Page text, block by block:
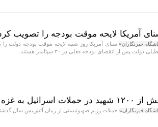
آمریکا لایحه موقت بودجه را تصویب
خبرنگاران»سنای آمریکا روز شنبه لایحه موقت بودجه دولت را
دولت پس از انقضای بودجه فعلی در ۳۰ سپتامبر هستند.
در حملات اسرائیل به غزه از آتش‌بس سال گذشته
خبرنگاران» حملات رژیم صهیونیستی از زمان آتش‌بس سال گذشته، ۱۲۵۷ نفر را در غزه به شهادت رسانده